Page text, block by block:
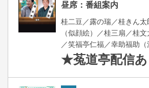
昼席：番組案内
桂二豆／露の瑞／桂きん太
（似顔絵）／桂三扇／桂
／笑福亭仁福／幸助福助
★菟道亭配信あ